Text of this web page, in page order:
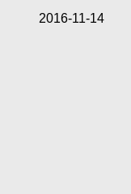
2016-11-14